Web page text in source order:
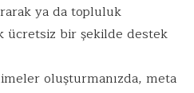
ya da topluluk
ücretsiz bir şekilde destek
oluşturmanızda, meta